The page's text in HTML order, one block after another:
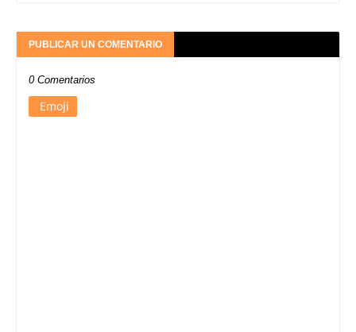
PUBLICAR UN COMENTARIO
0 Comentarios
Emoji